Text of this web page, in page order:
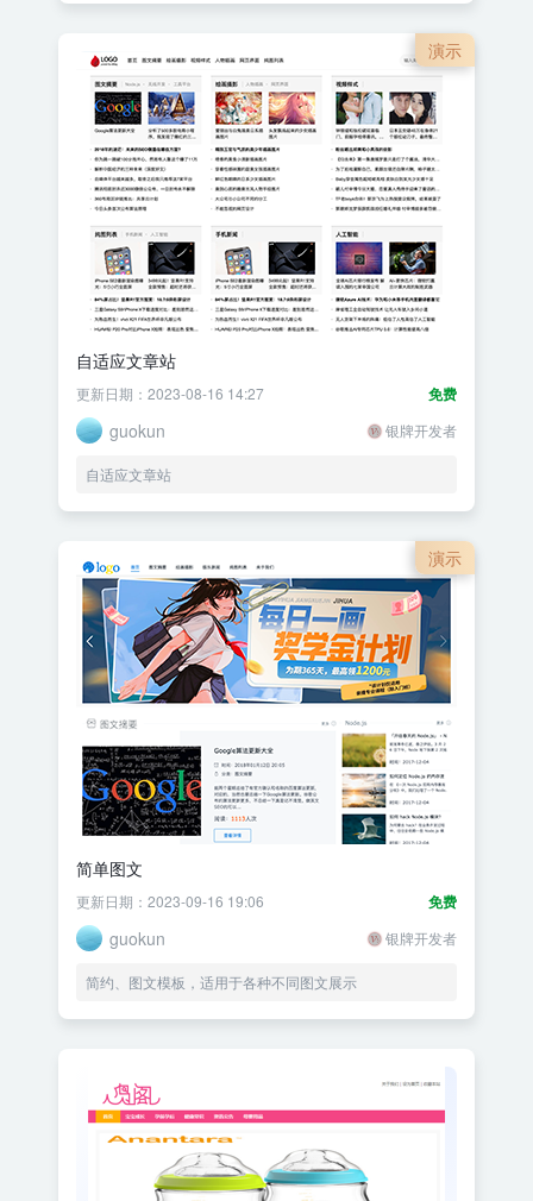
演示
自适应文章站
免费
更新日期：2023-08-16 14:27
guokun 银牌开发者
自适应文章站
演示
简单图文
免费
更新日期：2023-09-16 19:06
guokun 银牌开发者
简约、图文模板，适用于各种不同图文展示